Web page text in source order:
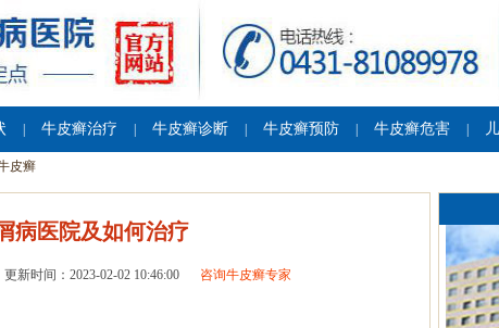
牛皮癣治疗 牛皮癣诊断 牛皮癣预防 牛皮癣危害
皮癣
病医院及如何治疗
更新时间：2023-02-02 10:46:00 咨询牛皮癣专家